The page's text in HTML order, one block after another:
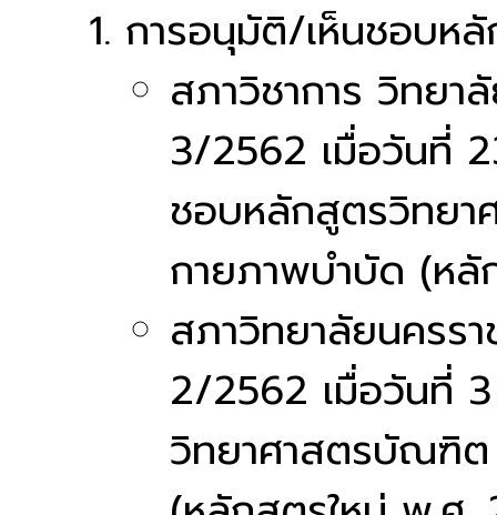
การอนุมัติ/เห็นชอบห
สภาวิชาการ วิทยา
3/2562 เมื่อวันที่
ชอบหลักสูตรวิทยา
กายภาพบำบัด (หลั
สภาวิทยาลัยนครร
2/2562 เมื่อวันที่
วิทยาศาสตรบัณฑิต